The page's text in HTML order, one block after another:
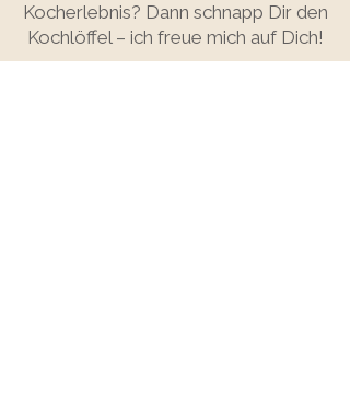
Kocherlebnis? Dann schnapp Dir den
Kochlöffel – ich freue mich auf Dich!